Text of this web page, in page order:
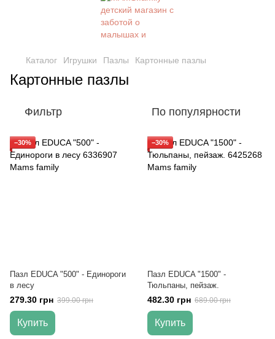
Каталог Игрушки Пазлы Картонные пазлы
Картонные пазлы
Фильтр По популярности
−30%
Пазл EDUCA "500" - Единороги
в лесу
279.30 грн 399.00 грн
Купить
−30%
Пазл EDUCA "1500" -
Тюльпаны, пейзаж.
482.30 грн 689.00 грн
Купить